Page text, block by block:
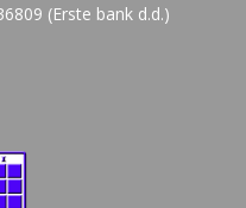
(Erste bank d.d.)